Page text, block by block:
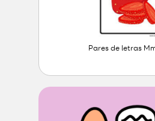
Pares de letras